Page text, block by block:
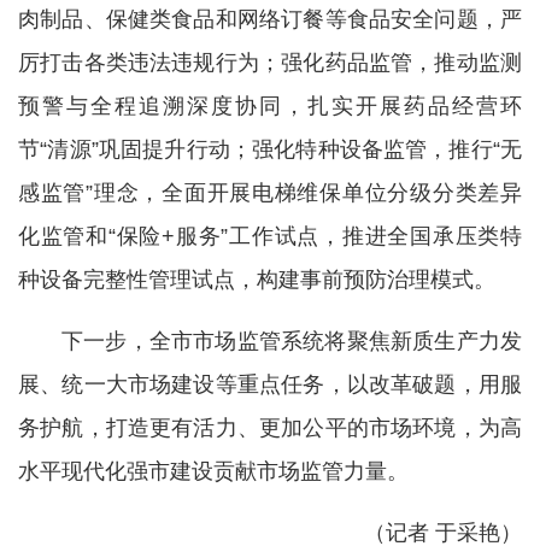
肉制品、保健类食品和网络订餐等食品安全问题，严
厉打击各类违法违规行为；强化药品监管，推动监测
预警与全程追溯深度协同，扎实开展药品经营环
节“清源”巩固提升行动；强化特种设备监管，推行“无
感监管”理念，全面开展电梯维保单位分级分类差异
化监管和“保险+服务”工作试点，推进全国承压类特
种设备完整性管理试点，构建事前预防治理模式。
下一步，全市市场监管系统将聚焦新质生产力发
展、统一大市场建设等重点任务，以改革破题，用服
务护航，打造更有活力、更加公平的市场环境，为高
水平现代化强市建设贡献市场监管力量。
（记者 于采艳）